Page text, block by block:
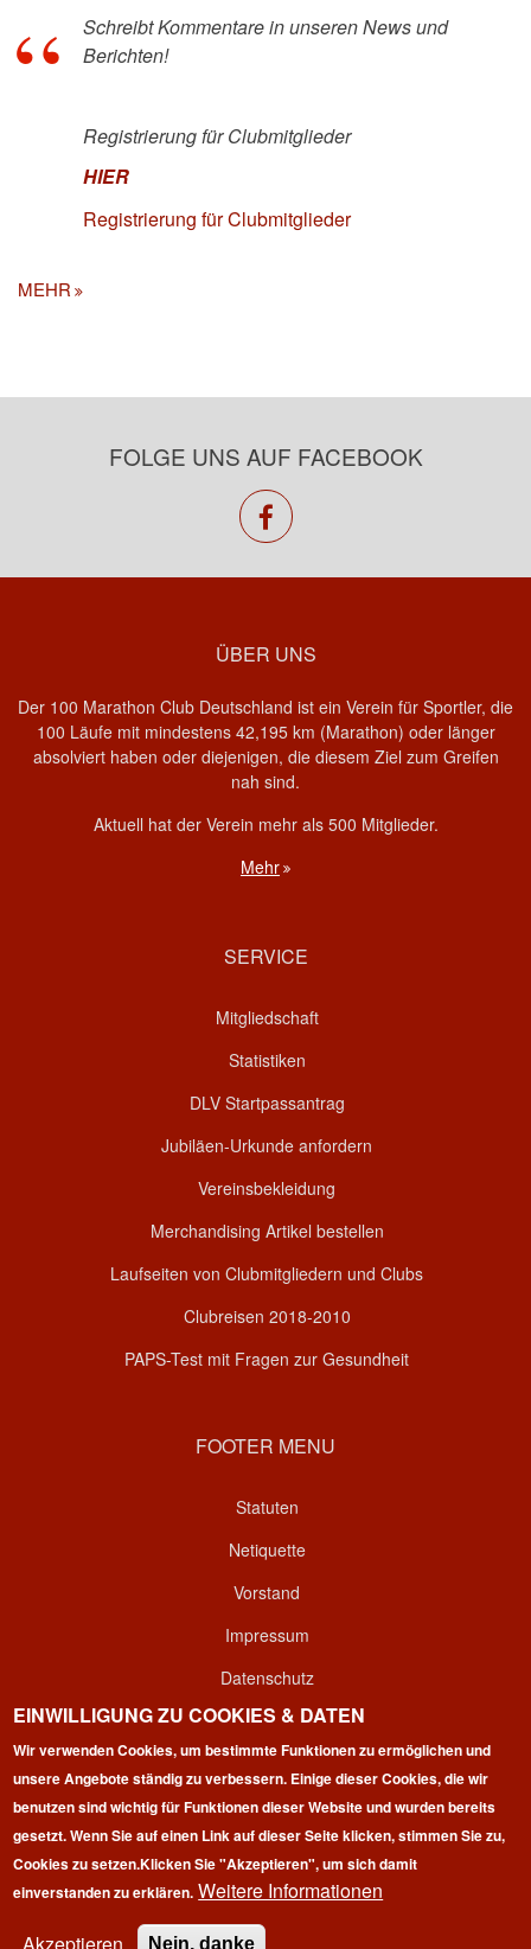
Schreibt Kommentare in unseren News und
Berichten!
Registrierung für Clubmitglieder
HIER
Registrierung für Clubmitglieder
MEHR
FOLGE UNS AUF FACEBOOK
facebook
ÜBER UNS
Der 100 Marathon Club Deutschland ist ein Verein für Sportler, die
100 Läufe mit mindestens 42,195 km (Marathon) oder länger
absolviert haben oder diejenigen, die diesem Ziel zum Greifen
nah sind.
Aktuell hat der Verein mehr als 500 Mitglieder.
Mehr
SERVICE
Mitgliedschaft
Statistiken
DLV Startpassantrag
Jubiläen-Urkunde anfordern
Vereinsbekleidung
Merchandising Artikel bestellen
Laufseiten von Clubmitgliedern und Clubs
Clubreisen 2018-2010
PAPS-Test mit Fragen zur Gesundheit
FOOTER MENU
Statuten
Netiquette
Vorstand
Impressum
Datenschutz
Kontakt
Login
rights reserved.
EINWILLIGUNG ZU COOKIES & DATEN
Wir verwenden Cookies, um bestimmte Funktionen zu ermöglichen und
unsere Angebote ständig zu verbessern. Einige dieser Cookies, die wir
benutzen sind wichtig für Funktionen dieser Website und wurden bereits
gesetzt. Wenn Sie auf einen Link auf dieser Seite klicken, stimmen Sie zu,
Cookies zu setzen.Klicken Sie "Akzeptieren", um sich damit
einverstanden zu erklären. Weitere Informationen
Nein, danke